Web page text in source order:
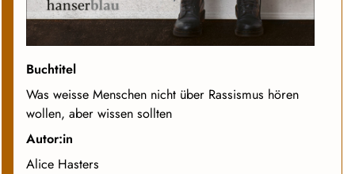
Buchtitel
Was weisse Menschen nicht über Rassismus hören
wollen, aber wissen sollten
Autor:in
Alice Hasters